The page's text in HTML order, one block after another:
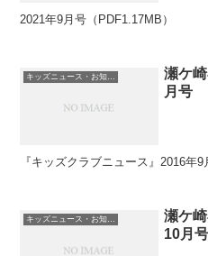
2021年9月号（PDF1.17MB）
瀬ケ
月号
『キッズクラブニュース』2016年
瀬ケ
10月号